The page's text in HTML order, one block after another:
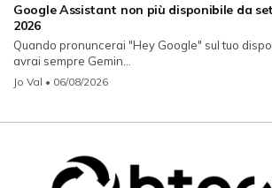
Google Assistant non più disponibile da
2026
Quando pronuncerai "Hey Google" sul tuo
avrai sempre Gemin...
Jo Val • 06/08/2026